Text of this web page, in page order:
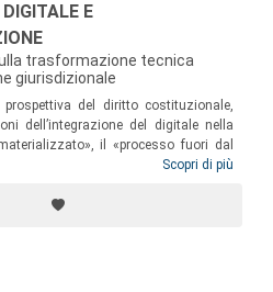
E
trasformazione tecnica
giurisdizionale
del diritto costituzionale,
dell’integrazione del digitale nella
il «processo fuori dal
confrontandosi con i problemi
Artificiali soprattutto a fini predittivi,
benefici dell’evoluzione tecnologica
Scopri di più